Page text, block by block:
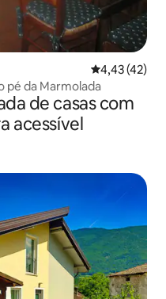
4,43 de uma
4,43 (42)
pé da Marmolada
de casas com
acessível